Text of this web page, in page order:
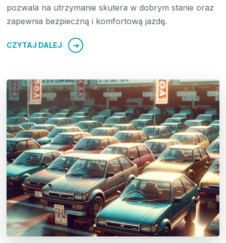
pozwala na utrzymanie skutera w dobrym stanie oraz
zapewnia bezpieczną i komfortową jazdę.
CZYTAJ DALEJ